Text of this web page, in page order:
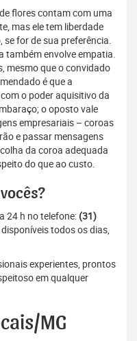
flores contam com uma
mas ele tem liberdade
for de sua preferência.
também envolve empatia.
mesmo que o convidado
é que a
o poder aquisitivo da
o oposto vale
empresariais – coroas
e passar mensagens
da coroa adequada
do que ao custo.
24 h no telefone: (31)
todos os dias,
experientes, prontos
em qualquer
MG